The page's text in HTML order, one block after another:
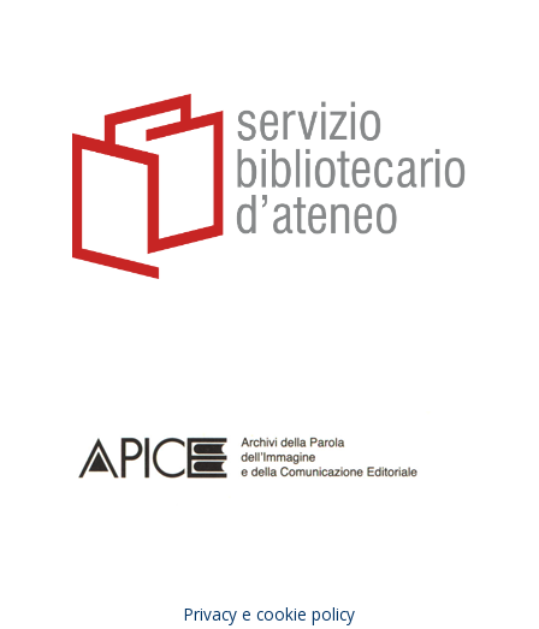
Privacy e cookie policy